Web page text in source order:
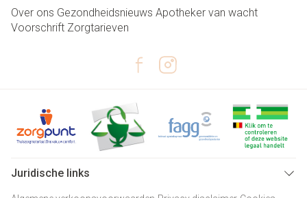
Over ons Gezondheidsnieuws Apotheker van wacht
Voorschrift Zorgtarieven
Juridische links